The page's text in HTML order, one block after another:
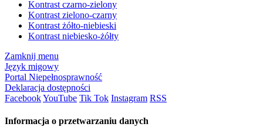
Kontrast czarno-zielony
Kontrast zielono-czarny
Kontrast żółto-niebieski
Kontrast niebiesko-żółty
Zamknij menu
Język migowy
Portal Niepełnosprawność
Deklaracja dostępności
FacebookYouTube Tik Tok Instagram RSS
Informacja o przetwarzaniu danych